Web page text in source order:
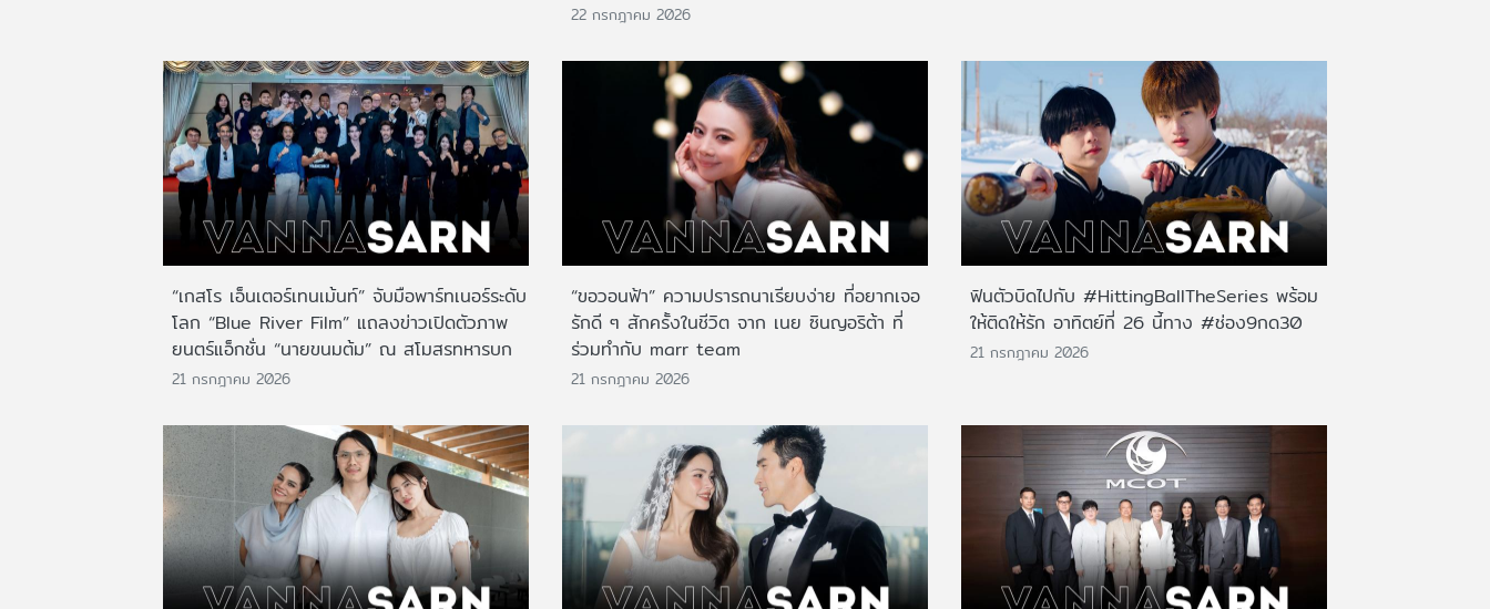
22 กรกฎาคม 2026
“เกสโร เอ็นเตอร์เทนเม้นท์” จับมือพาร์ทเนอร์ระดับ
โลก “Blue River Film” แถลงข่าวเปิดตัวภาพ
ยนตร์แอ็กชั่น “นายขนมต้ม” ณ สโมสรทหารบก
21 กรกฎาคม 2026
“ขอวอนฟ้า” ความปรารถนาเรียบง่าย ที่อยากเจอ
รักดี ๆ สักครั้งในชีวิต จาก เนย ซินญอริต้า ที่
ร่วมทำกับ marr team
21 กรกฎาคม 2026
ฟินตัวบิดไปกับ #HittingBallTheSeries พร้อม
ให้ติดให้รัก อาทิตย์ที่ 26 นี้ทาง #ช่อง9กด30
21 กรกฎาคม 2026